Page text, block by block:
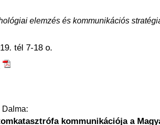
elemzés és kommunikációs
tél 7-18 o.
Dalma:
kommunikációja a